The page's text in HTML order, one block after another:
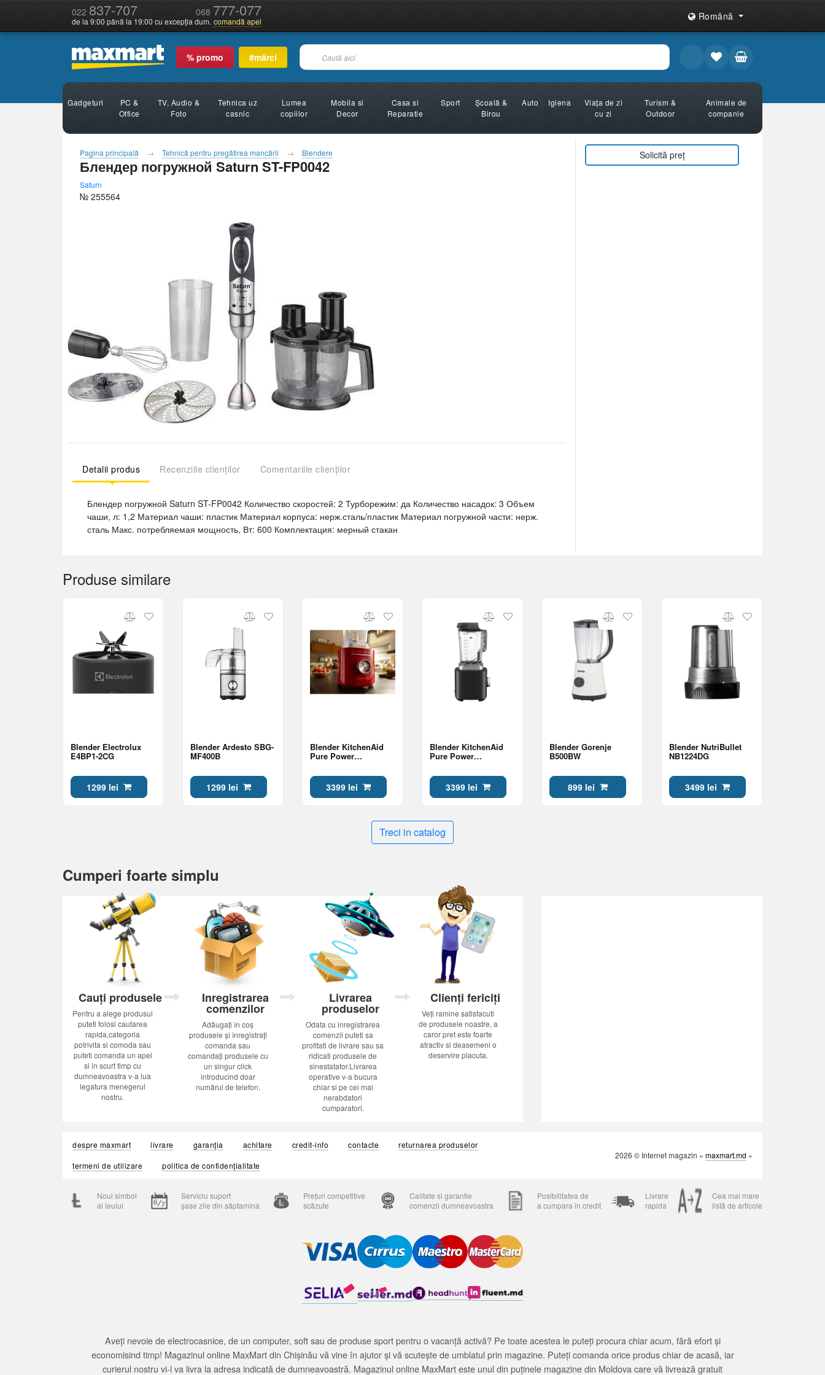
022 837-707 068 777-077
de la 9:00 până la 19:00 cu excepția dum. comandă apel Română
% promo #mărci
Gadgeturi
PC &
Office
TV, Audio &
Foto
Tehnica uz
casnic
Lumea
copiilor
Mobila si
Decor
Casa si
Reparatie
Sport
Şcoală &
Birou
Auto Igiena
Viața de zi
cu zi
Turism &
Outdoor
Animale de
companie
Pagina principală Tehnică pentru pregătirea mancării Blendere
Блендер погружной Saturn ST-FP0042
Saturn
№ 255564
Detalii produs Recenziile clienților Comentariile clienților
Блендер погружной Saturn ST-FP0042 Количество скоростей: 2 Турборежим: да Количество насадок: 3 Объем
чаши, л: 1,2 Материал чаши: пластик Материал корпуса: нерж.сталь/пластик Материал погружной части: нерж.
сталь Макс. потребляемая мощность, Вт: 600 Комплектация: мерный стакан
Solicită preț
Produse similare
Blender Electrolux
E4BP1-2CG
1299 lei
Blender Ardesto SBG-
MF400B
1299 lei
Blender KitchenAid
Pure Power
3399 lei
Blender KitchenAid
Pure Power
3399 lei
Blender Gorenje
B500BW
899 lei
Blender NutriBullet
NB1224DG
3499 lei
Treci in catalog
Cumperi foarte simplu
Cauți produsele
Pentru a alege produsul
puteti folosi cautarea
rapida,categoria
potrivita si comoda sau
puteti comanda un apel
si in scurt timp cu
dumneavoastra v-a lua
legatura menegerul
nostru.
Inregistrarea
comenzilor
Adăugați în coș
produsele și înregistrați
comanda sau
comandați produsele cu
un singur click
introducînd doar
numărul de telefon.
Livrarea
produselor
Odata cu inregistrarea
comenzii puteti sa
profitati de livrare sau sa
ridicati produsele de
sinestatator.Livrarea
operative v-a bucura
chiar si pe cei mai
nerabdatori
cumparatori.
Clienți fericiți
Veți ramine satisfacuti
de produsele noastre, a
caror pret este foarte
atractiv si deasemeni o
deservire placuta.
despre maxmart livrare garanția achitare credit-info contacte
returnarea produselor
termeni de utilizare
politica de confidențialitate
2026 © Internet magazin « maxmart.md »
Noul simbol
al leului
Serviciu suport
șase zile din săptamina
Prețuri competitive
scăzute
Calitate si garantie
comenzii dumneavoastra
Posibilitatea de
a cumpara in credit
Livrare
rapida
Cea mai mare
listă de articole
Aveți nevoie de electrocasnice, de un computer, soft sau de produse sport pentru o vacanță activă? Pe toate acestea le puteți procura chiar acum, fără efort și
economisind timp! Magazinul online MaxMart din Chișinău vă vine în ajutor și vă scutește de umblatul prin magazine. Puteți comanda orice produs chiar de acasă, iar
curierul nostru vi-l va livra la adresa indicată de dumneavoastră. Magazinul online MaxMart este unul din puținele magazine din Moldova care vă livrează gratuit